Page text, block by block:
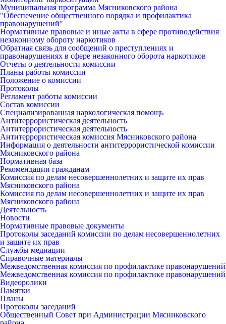
Муниципальная программа Мясниковского района
"Обеспечение общественного порядка и профилактика
правонарушений"
Нормативные правовые и иные акты в сфере противодействия
незаконному обороту наркотиков
Обратная связь для сообщений о преступлениях и
правонарушениях в сфере незаконного оборота наркотиков
Отчеты о деятельности комиссии
Планы работы комиссии
Положение о комиссии
Протоколы
Регламент работы комиссии
Состав комиссии
Специализированная наркологическая помощь
Антитеррористическая деятельность
Антитеррористическая деятельность
Антитеррористическая комиссия Мясниковского района
Информация о деятельности антитеррористической комиссии
Мясниковского района
Нормативная база
Рекомендации гражданам
Комиссия по делам несовершеннолетних и защите их прав
Мясниковского района
Комиссия по делам несовершеннолетних и защите их прав
Мясниковского района
Деятельность
Новости
Нормативные правовые документы
Протоколы заседаний комиссии по делам несовершеннолетних
и защите их прав
Службы медиации
Справочные материалы
Межведомственная комиссия по профилактике правонарушений
Межведомственная комиссия по профилактике правонарушений
Видеоролики
Памятки
Планы
Протоколы заседаний
Общественный Совет при Администрации Мясниковского